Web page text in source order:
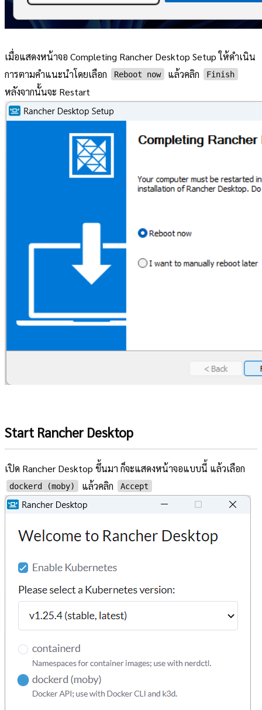
เมื่อแสดงหน้าจอ Completing Rancher Desktop Setup ให้ดำเนิน
การตามคำแนะนำโดยเลือก
Reboot now แล้วคลิก Finish
หลังจากนั้นจะ Restart
Start Rancher Desktop
เปิด Rancher Desktop ขึ้นมา ก็จะแสดงหน้าจอแบบนี้ แล้วเลือก
dockerd (moby) แล้วคลิก Accept